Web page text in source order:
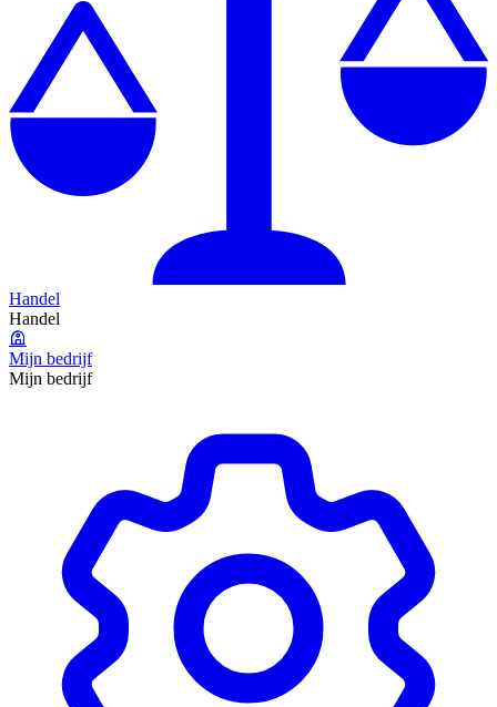
Handel
Handel
Mijn bedrijf
Mijn bedrijf